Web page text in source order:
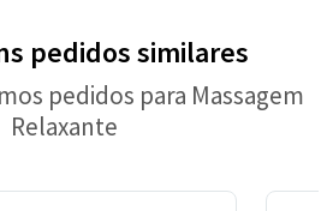
pedidos similares
pedidos para Massagem
Relaxante